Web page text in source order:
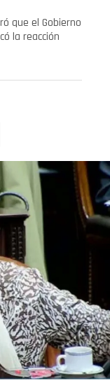
que el Gobierno
la reacción